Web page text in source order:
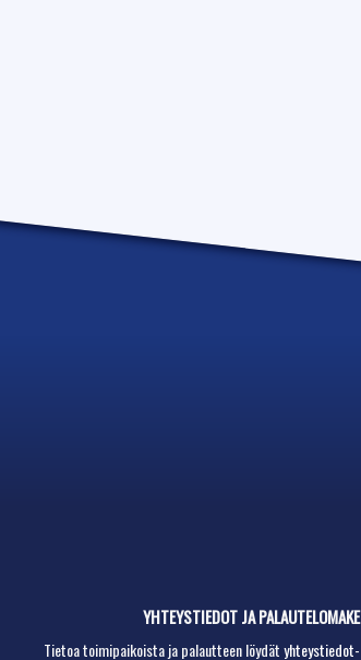
YHTEYSTIEDOT JA PALAUTELOMAKE
Tietoa toimipaikoista ja palautteen löydätyhteystiedot-